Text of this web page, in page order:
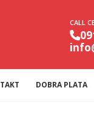
CALL
DOBRA PLATA